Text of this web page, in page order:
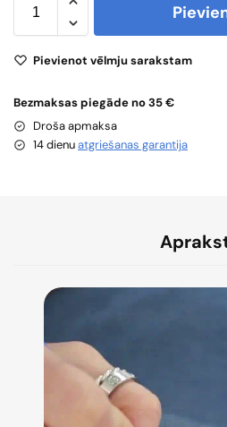
Pievienot vēlmju sarakstam
Bezmaksas piegāde no 35 €
Droša apmaksa
14 dienuatgriešanas garantija